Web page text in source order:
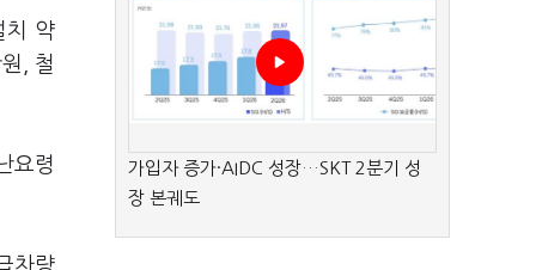
치 약
, 철
요령
차량
가입자 증가·AIDC 성장…SKT 2분기 성
장 본궤도